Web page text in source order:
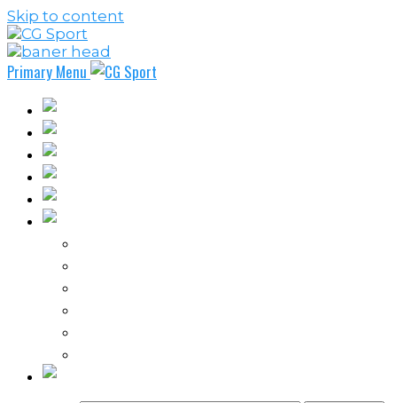
Skip to content
Primary Menu